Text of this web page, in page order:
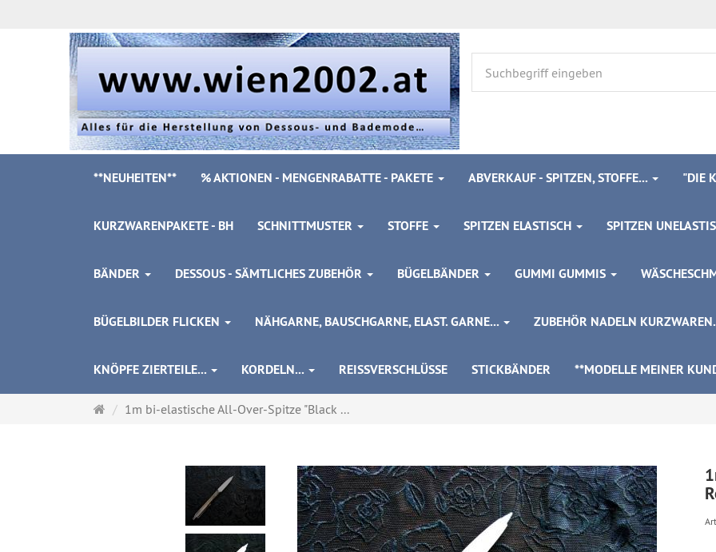
**NEUHEITEN** % AKTIONEN - MENGENRABATTE - PAKETE ABVERKAUF - SPITZEN, STOFFE... "DIE
KURZWARENPAKETE - BH SCHNITTMUSTER STOFFE SPITZEN ELASTISCH SPITZEN
BÄNDER DESSOUS - SÄMTLICHES ZUBEHÖR BÜGELBÄNDER GUMMI GUMMIS
BÜGELBILDER FLICKEN NÄHGARNE, BAUSCHGARNE, ELAST. GARNE... ZUBEHÖR NADELN
KNÖPFE ZIERTEILE... KORDELN... REISSVERSCHLÜSSE STICKBÄNDER **MODELLE MEINER
Startseite
1m bi-elastische All-Over-Spitze "Black ...